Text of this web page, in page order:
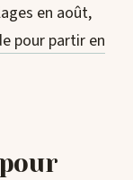
en août,
pour partir en